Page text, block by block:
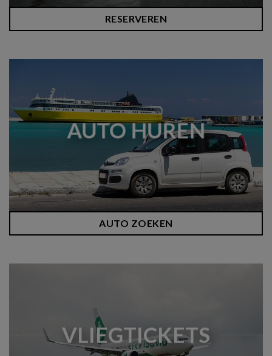
RESERVEREN
AUTO HUREN
AUTO ZOEKEN
VLIEGTICKETS